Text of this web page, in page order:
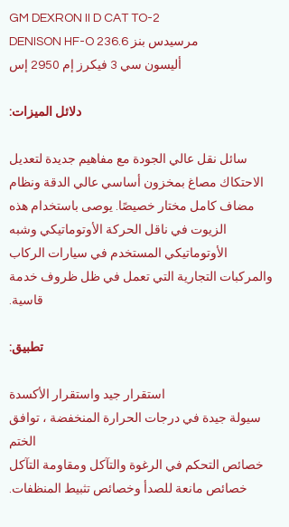
GM DEXRON II D CAT TO-2
مرسيدس بنز 236.6 DENISON HF-O
أليسون سي 3 فيكرز إم 2950 إس
دلائل الميزات:
سائل نقل عالي الجودة مع مفاهيم جديدة لتعديل
الاحتكاك مصاغ بمخزون أساسي عالي الدقة ونظام
مضاف كامل مختار خصيصًا. يوصى باستخدام هذه
الزيوت في ناقل الحركة الأوتوماتيكي وشبه
الأوتوماتيكي المستخدم في سيارات الركاب
والمركبات التجارية التي تعمل في ظل ظروف خدمة
قاسية.
تطبيق:
استقرار جيد واستقرار الأكسدة
سيولة جيدة في درجات الحرارة المنخفضة ، توافق
الختم
خصائص التحكم في الرغوة والتآكل ومقاومة التآكل
خصائص مانعة للصدأ وخصائص تثبيط المنظفات.